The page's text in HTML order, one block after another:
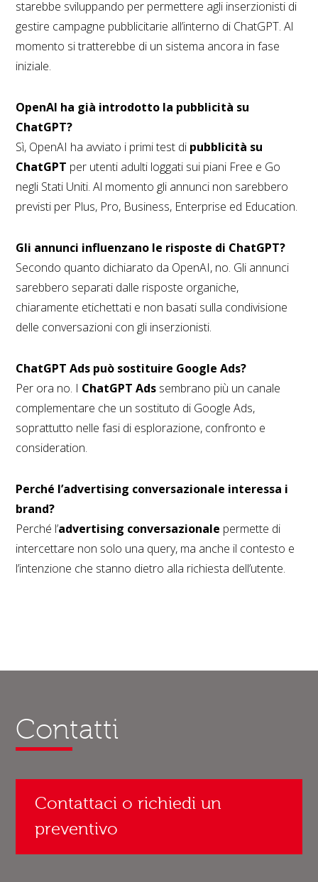
starebbe sviluppando per permettere agli inserzionisti di
gestire campagne pubblicitarie all’interno di ChatGPT. Al
momento si tratterebbe di un sistema ancora in fase
iniziale.
OpenAI ha già introdotto la pubblicità su
ChatGPT?
Sì, OpenAI ha avviato i primi test di pubblicità su
ChatGPT per utenti adulti loggati sui piani Free e Go
negli Stati Uniti. Al momento gli annunci non sarebbero
previsti per Plus, Pro, Business, Enterprise ed Education.
Gli annunci influenzano le risposte di ChatGPT?
Secondo quanto dichiarato da OpenAI, no. Gli annunci
sarebbero separati dalle risposte organiche,
chiaramente etichettati e non basati sulla condivisione
delle conversazioni con gli inserzionisti.
ChatGPT Ads può sostituire Google Ads?
Per ora no. I ChatGPT Ads sembrano più un canale
complementare che un sostituto di Google Ads,
soprattutto nelle fasi di esplorazione, confronto e
consideration.
Perché l’advertising conversazionale interessa i
brand?
Perché l’advertising conversazionale permette di
intercettare non solo una query, ma anche il contesto e
l’intenzione che stanno dietro alla richiesta dell’utente.
Contatti
Contattaci o richiedi un
preventivo